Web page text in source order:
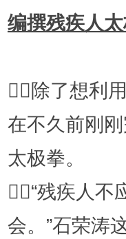
编撰残疾人
除了想利
在不久前刚
太极拳。
“残疾人不
会。”石荣涛